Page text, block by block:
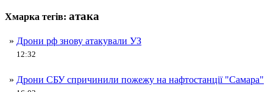
Хмарка тегів: атака
» Дрони рф знову атакували УЗ
12:32
» Дрони СБУ спричинили пожежу на нафтостанції "Самара"